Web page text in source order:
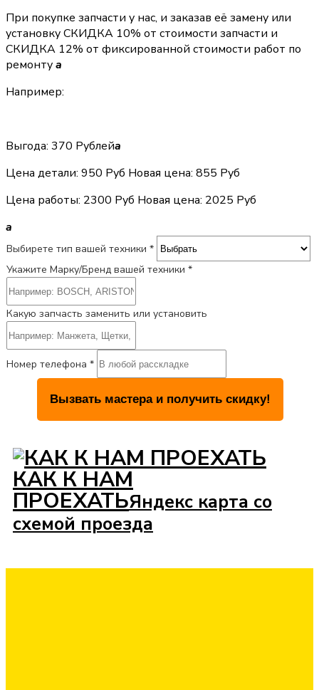
При покупке запчасти у нас, и заказав её замену или
установкуСКИДКА 10% от стоимости запчасти и
СКИДКА 12% от фиксированной стоимости работ по
ремонтуa
Например:
Выгода: 370 Рублейa
Цена детали: 950 Руб Новая цена: 855 Руб
Цена работы: 2300 Руб Новая цена: 2025 Руб
a
Выбирете тип вашей техники *
Укажите Марку/Бренд вашей техники *
Какую запчасть заменить или установить
Номер телефона *
КАК К НАМ
ПРОЕХАТЬЯндекс карта со
схемой проезда